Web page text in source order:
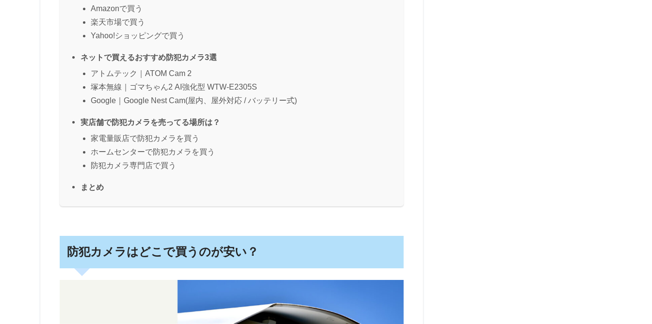
Amazonで買う
楽天市場で買う
Yahoo!ショッピングで買う
ネットで買えるおすすめ防犯カメラ3選
アトムテック｜ATOM Cam 2
塚本無線｜ゴマちゃん2 AI強化型 WTW-E2305S
Google｜Google Nest Cam(屋内、屋外対応 / バッテリー式)
実店舗で防犯カメラを売ってる場所は？
家電量販店で防犯カメラを買う
ホームセンターで防犯カメラを買う
防犯カメラ専門店で買う
まとめ
防犯カメラはどこで買うのが安い？